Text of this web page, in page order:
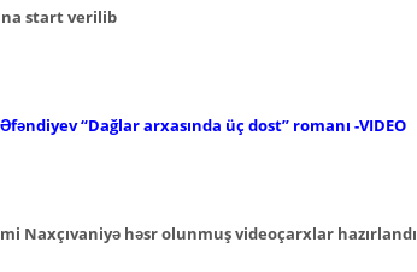
start verilib
“Dağlar arxasında üç dost” romanı -VIDEO
Naxçıvaniyə həsrolunmuş videoçarxlar hazırlandı